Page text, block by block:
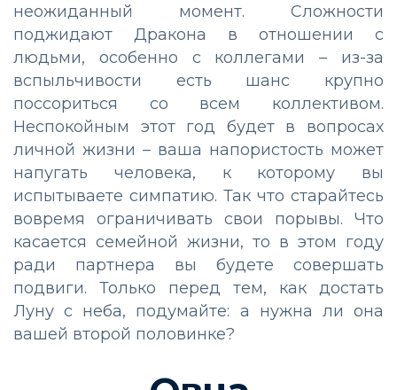
неожиданный момент. Сложности
поджидают Дракона в отношении с
людьми, особенно с коллегами – из-за
вспыльчивости есть шанс крупно
поссориться со всем коллективом.
Неспокойным этот год будет в вопросах
личной жизни – ваша напористость может
напугать человека, к которому вы
испытываете симпатию. Так что старайтесь
вовремя ограничивать свои порывы. Что
касается семейной жизни, то в этом году
ради партнера вы будете совершать
подвиги. Только перед тем, как достать
Луну с неба, подумайте: а нужна ли она
вашей второй половинке?